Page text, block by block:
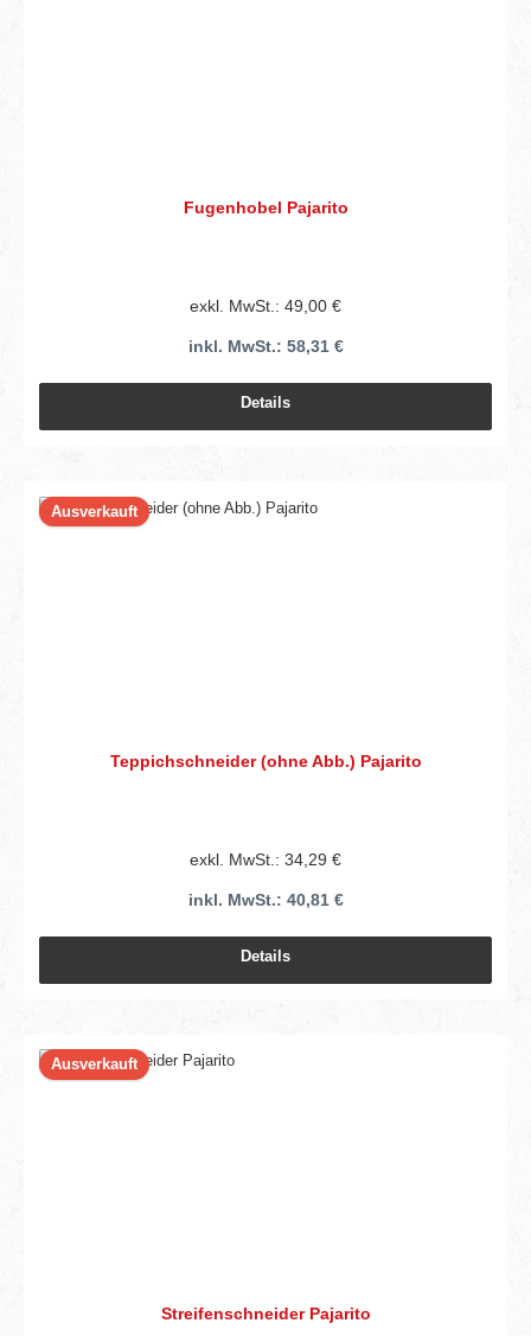
Fugenhobel Pajarito
exkl. MwSt.: 49,00 €
inkl. MwSt.: 58,31 €
Details
Ausverkauft
Teppichschneider (ohne Abb.) Pajarito
exkl. MwSt.: 34,29 €
inkl. MwSt.: 40,81 €
Details
Ausverkauft
Streifenschneider Pajarito